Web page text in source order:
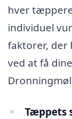
hver
individuel
faktorer, der
ved at få
Tæppets